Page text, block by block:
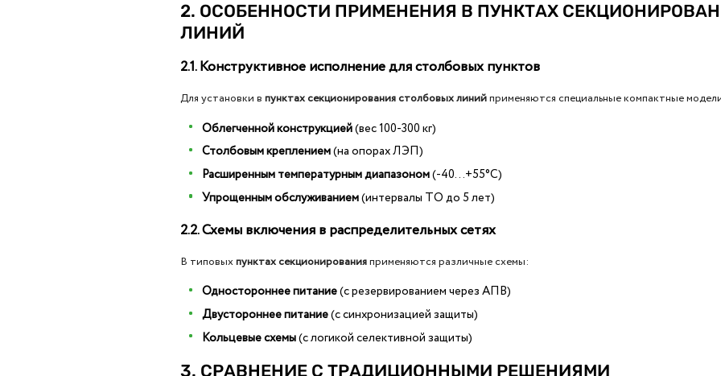
2. ОСОБЕННОСТИ ПРИМЕНЕНИЯ В ПУНКТАХ
ЛИНИЙ
2.1. Конструктивное исполнение для столбовых пунктов
Для установки в пунктах секционирования столбовых линийприменяются специальные компактные
Облегченной конструкцией(вес 100-300 кг)
Столбовым креплением(на опорах ЛЭП)
Расширенным температурным диапазоном(-40...+55°С)
Упрощенным обслуживанием(интервалы ТО до 5 лет)
2.2. Схемы включения в распределительных сетях
В типовыхпунктах секционированияприменяются различные схемы:
Одностороннее питание(с резервированием через АПВ)
Двустороннее питание(с синхронизацией защиты)
Кольцевые схемы(с логикой селективной защиты)
3. СРАВНЕНИЕ С ТРАДИЦИОННЫМИ РЕШЕНИЯМИ